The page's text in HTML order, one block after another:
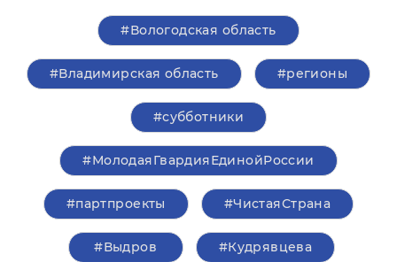
#Вологодская область
#Владимирская область #регионы
#субботники
#МолодаяГвардияЕдинойРоссии
#партпроекты #ЧистаяСтрана
#Выдров #Кудрявцева